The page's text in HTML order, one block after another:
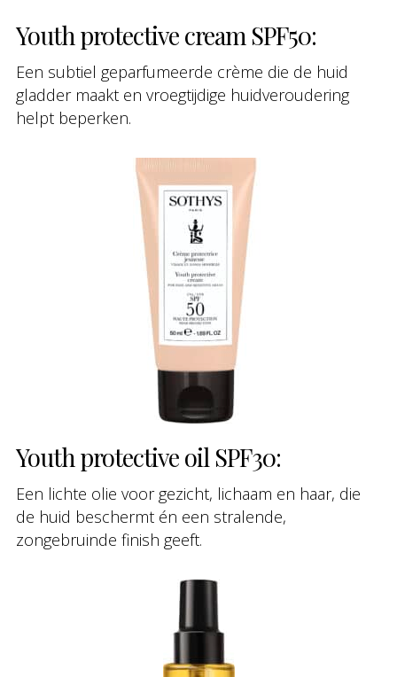
Youth protective cream SPF50:
Een subtiel geparfumeerde crème die de huid
gladder maakt en vroegtijdige huidveroudering
helpt beperken.
Youth protective oil SPF30:
Een lichte olie voor gezicht, lichaam en haar, die
de huid beschermt én een stralende,
zongebruinde finish geeft.